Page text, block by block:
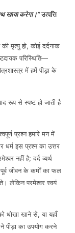
खाया करेगा।”उत्पत्ति
मृत्यु हो, कोई दर्दनाक
परिस्थिति—
में हमें पीड़ा के
रूप से स्पष्ट हो जाती है
प्रश्न हमारे मन में
धर्म इस प्रश्न का उत्तर
नहीं है; दर्द व्यर्थ
पूर्व जीवन के कर्मों का फल
लेकिन परमेश्वर स्वयं
धोखा खाने से, या यहाँ
पीड़ा का उपयोग करने